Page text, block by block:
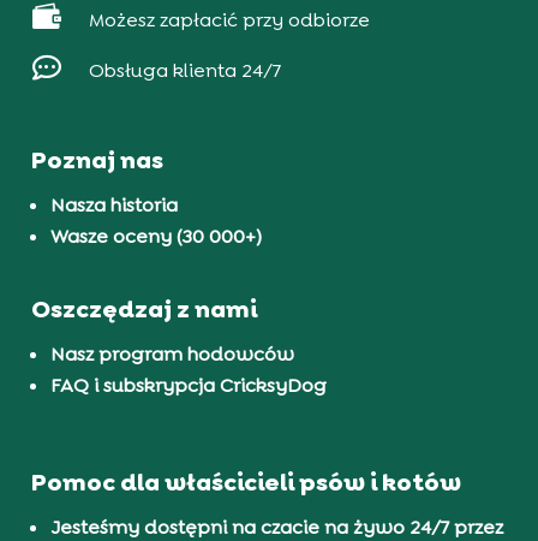
 Możesz zapłacić przy odbiorze
 Obsługa klienta 24/7
Poznaj nas
Nasza historia
Wasze oceny (30 000+)
Oszczędzaj z nami
Nasz program hodowców
FAQ i subskrypcja CricksyDog
Pomoc dla właścicieli psów i kotów
Jesteśmy dostępni na czacie na żywo 24/7 przez